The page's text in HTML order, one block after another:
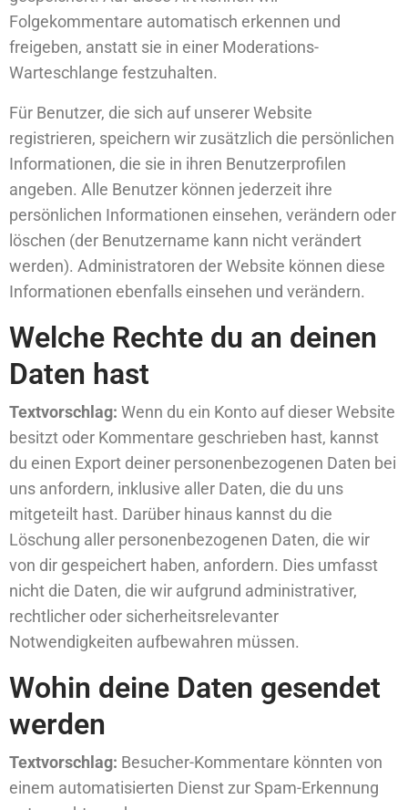
Folgekommentare automatisch erkennen und
freigeben, anstatt sie in einer Moderations-
Warteschlange festzuhalten.
Für Benutzer, die sich auf unserer Website
registrieren, speichern wir zusätzlich die persönlichen
Informationen, die sie in ihren Benutzerprofilen
angeben. Alle Benutzer können jederzeit ihre
persönlichen Informationen einsehen, verändern oder
löschen (der Benutzername kann nicht verändert
werden). Administratoren der Website können diese
Informationen ebenfalls einsehen und verändern.
Welche Rechte du an deinen
Daten hast
Textvorschlag: Wenn du ein Konto auf dieser Website
besitzt oder Kommentare geschrieben hast, kannst
du einen Export deiner personenbezogenen Daten bei
uns anfordern, inklusive aller Daten, die du uns
mitgeteilt hast. Darüber hinaus kannst du die
Löschung aller personenbezogenen Daten, die wir
von dir gespeichert haben, anfordern. Dies umfasst
nicht die Daten, die wir aufgrund administrativer,
rechtlicher oder sicherheitsrelevanter
Notwendigkeiten aufbewahren müssen.
Wohin deine Daten gesendet
werden
Textvorschlag: Besucher-Kommentare könnten von
einem automatisierten Dienst zur Spam-Erkennung